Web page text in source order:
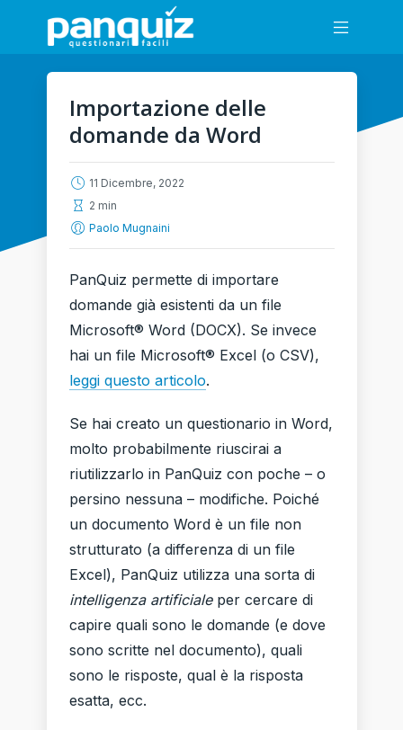
Importazione delle
domande da Word
11 Dicembre, 2022
2 min
Paolo Mugnaini
PanQuiz permette di importare
domande già esistenti da un file
Microsoft® Word (DOCX). Se invece
hai un file Microsoft® Excel (o CSV),
leggi questo articolo.
Se hai creato un questionario in Word,
molto probabilmente riuscirai a
riutilizzarlo in PanQuiz con poche – o
persino nessuna – modifiche. Poiché
un documento Word è un file non
strutturato (a differenza di un file
Excel), PanQuiz utilizza una sorta di
intelligenza artificialeper cercare di
capire quali sono le domande (e dove
sono scritte nel documento), quali
sono le risposte, qual è la risposta
esatta, ecc.